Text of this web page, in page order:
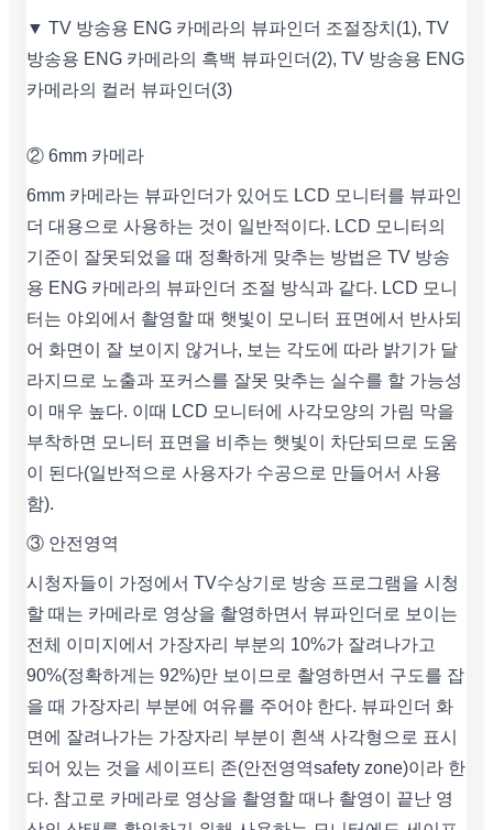
▼ TV 방송용 ENG 카메라의 뷰파인더 조절장치(1), TV
방송용 ENG 카메라의 흑백 뷰파인더(2), TV 방송용 ENG
카메라의 컬러 뷰파인더(3)
② 6mm 카메라
6mm 카메라는 뷰파인더가 있어도 LCD 모니터를 뷰파인
더 대용으로 사용하는 것이 일반적이다. LCD 모니터의
기준이 잘못되었을 때 정확하게 맞추는 방법은 TV 방송
용 ENG 카메라의 뷰파인더 조절 방식과 같다. LCD 모니
터는 야외에서 촬영할 때 햇빛이 모니터 표면에서 반사되
어 화면이 잘 보이지 않거나, 보는 각도에 따라 밝기가 달
라지므로 노출과 포커스를 잘못 맞추는 실수를 할 가능성
이 매우 높다. 이때 LCD 모니터에 사각모양의 가림 막을
부착하면 모니터 표면을 비추는 햇빛이 차단되므로 도움
이 된다(일반적으로 사용자가 수공으로 만들어서 사용
함).
③ 안전영역
시청자들이 가정에서 TV수상기로 방송 프로그램을 시청
할 때는 카메라로 영상을 촬영하면서 뷰파인더로 보이는
전체 이미지에서 가장자리 부분의 10%가 잘려나가고
90%(정확하게는 92%)만 보이므로 촬영하면서 구도를 잡
을 때 가장자리 부분에 여유를 주어야 한다. 뷰파인더 화
면에 잘려나가는 가장자리 부분이 흰색 사각형으로 표시
되어 있는 것을 세이프티 존(안전영역safety zone)이라 한
다. 참고로 카메라로 영상을 촬영할 때나 촬영이 끝난 영